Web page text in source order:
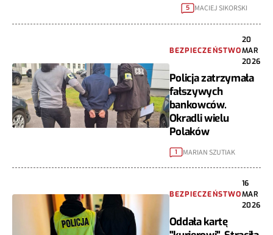
5 MACIEJ SIKORSKI
BEZPIECZEŃSTWO
20
MAR
2026
Policja zatrzymała
fałszywych
bankowców.
Okradli wielu
Polaków
1 MARIAN SZUTIAK
BEZPIECZEŃSTWO
16
MAR
2026
Oddała kartę